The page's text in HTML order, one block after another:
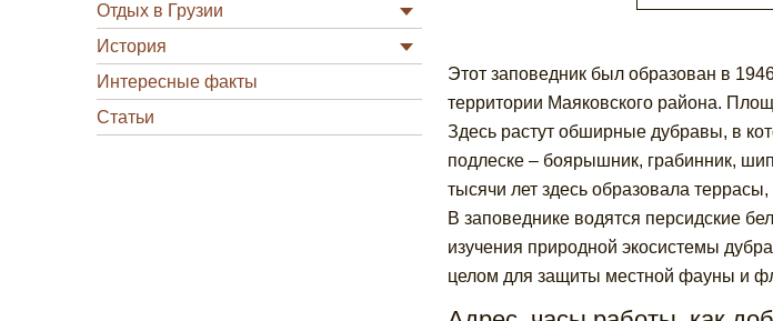
Отдых в Грузии
История
Интересные факты
Статьи
Этот заповедник был образован в
территории Маяковского района.
Здесь растут обширные дубравы, в
подлеске – боярышник, грабинник,
тысячи лет здесь образовала
В заповеднике водятся персидские
изучения природной экосистемы
целом для защиты местной фауны и